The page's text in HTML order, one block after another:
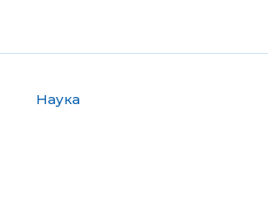
Наука